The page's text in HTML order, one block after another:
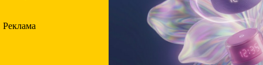
Реклама